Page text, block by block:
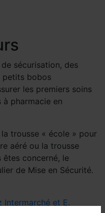
sécurisation, des
petits bobos
les premiers soins
pharmacie en
trousse « école » pour
aéré ou la trousse
êtes concerné, le
de Mise en Sécurité.
Intermarché et E.